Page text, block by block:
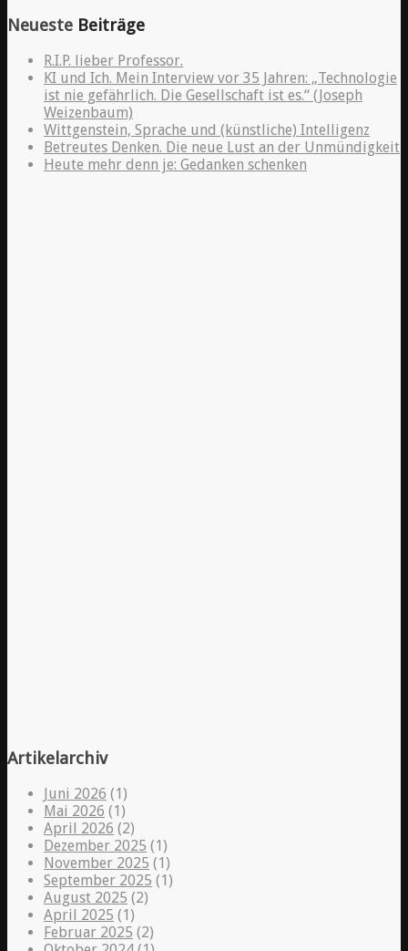
Neueste Beiträge
R.I.P. lieber Professor.
KI und Ich. Mein Interview vor 35 Jahren: „Technologie
ist nie gefährlich. Die Gesellschaft ist es.“ (Joseph
Weizenbaum)
Wittgenstein, Sprache und (künstliche) Intelligenz
Betreutes Denken. Die neue Lust an der Unmündigkeit
Heute mehr denn je: Gedanken schenken
Artikelarchiv
Juni 2026 (1)
Mai 2026 (1)
April 2026 (2)
Dezember 2025 (1)
November 2025 (1)
September 2025 (1)
August 2025 (2)
April 2025 (1)
Februar 2025 (2)